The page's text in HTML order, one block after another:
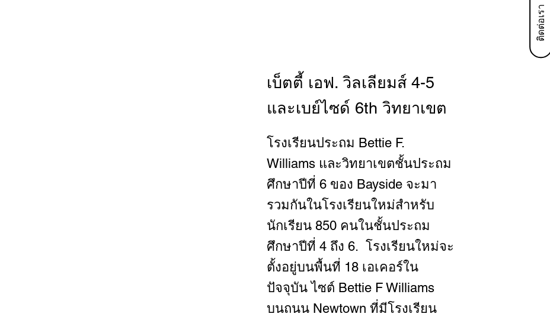
เบ็ตตี้ เอฟ. วิลเลียมส์ 4-5
และเบย์ไซด์ 6th วิทยาเขต
โรงเรียนประถม Bettie F.
Williams และวิทยาเขตชั้นประถม
ศึกษาปีที่ 6 ของ Bayside จะมา
รวมกันในโรงเรียนใหม่สำหรับ
นักเรียน 850 คนในชั้นประถม
ศึกษาปีที่ 4 ถึง 6. โรงเรียนใหม่จะ
ตั้งอยู่บนพื้นที่ 18 เอเคอร์ใน
ปัจจุบัน ไซต์ Bettie F Williams
บนถนน Newtown ที่มีโรงเรียน
ติดต่อเรา